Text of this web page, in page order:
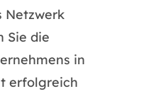
Netzwerk
Sie die
in
erfolgreich